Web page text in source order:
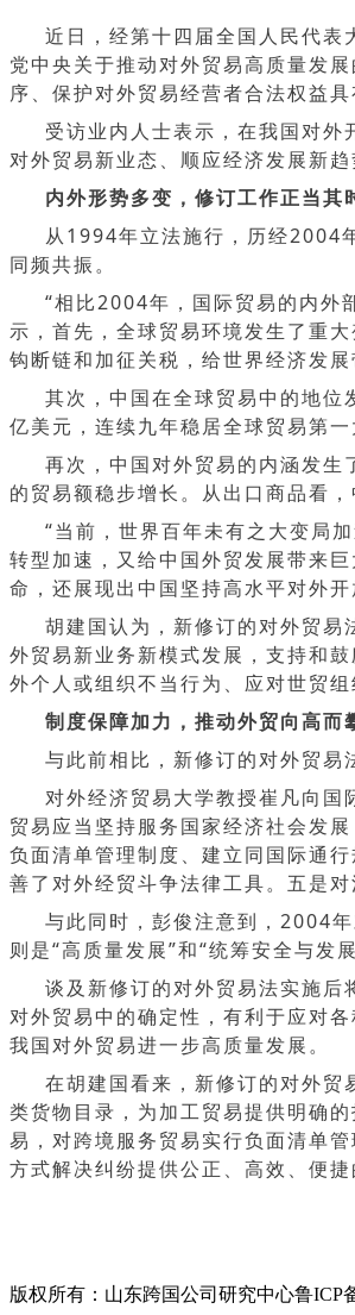
近日，经第十四届全国人民代表
党中央关于推动对外贸易高质量发
序、保护对外贸易经营者合法权益具
受访业内人士表示，在我国对
对外贸易新业态、顺应经济发展新
内外形势多变，修订工作正当其
从1994年立法施行，历经2004
同频共振。
“相比2004年，国际贸易的内外
示，首先，全球贸易环境发生了重
钩断链和加征关税，给世界经济发
其次，中国在全球贸易中的地
亿美元，连续九年稳居全球贸易第一
再次，中国对外贸易的内涵发生
的贸易额稳步增长。从出口商品看
“当前，世界百年未有之大变局
转型加速，又给中国外贸发展带来
命，还展现出中国坚持高水平对外
胡建国认为，新修订的对外贸
外贸易新业务新模式发展，支持和
外个人或组织不当行为、应对世贸
制度保障加力，推动外贸向高而
与此前相比，新修订的对外贸易
对外经济贸易大学教授崔凡向国
贸易应当坚持服务国家经济社会发
负面清单管理制度、 建立同国际通
善了对外经贸斗争法律工具。五是对
与此同时，彭俊注意到，2004
则是“高质量发展”和“统筹安全与发
谈及新修订的对外贸易法实施
对外贸易中的确定性，有利于应对
我国对外贸易进一步高质量发展。
在胡建国看来，新修订的对外
类货物目录，为加工贸易提供明确
易，对跨境服务贸易实行负面清单
方式解决纠纷提供公正、高效、便
版权所有：山东跨国公司研究中心鲁ICP